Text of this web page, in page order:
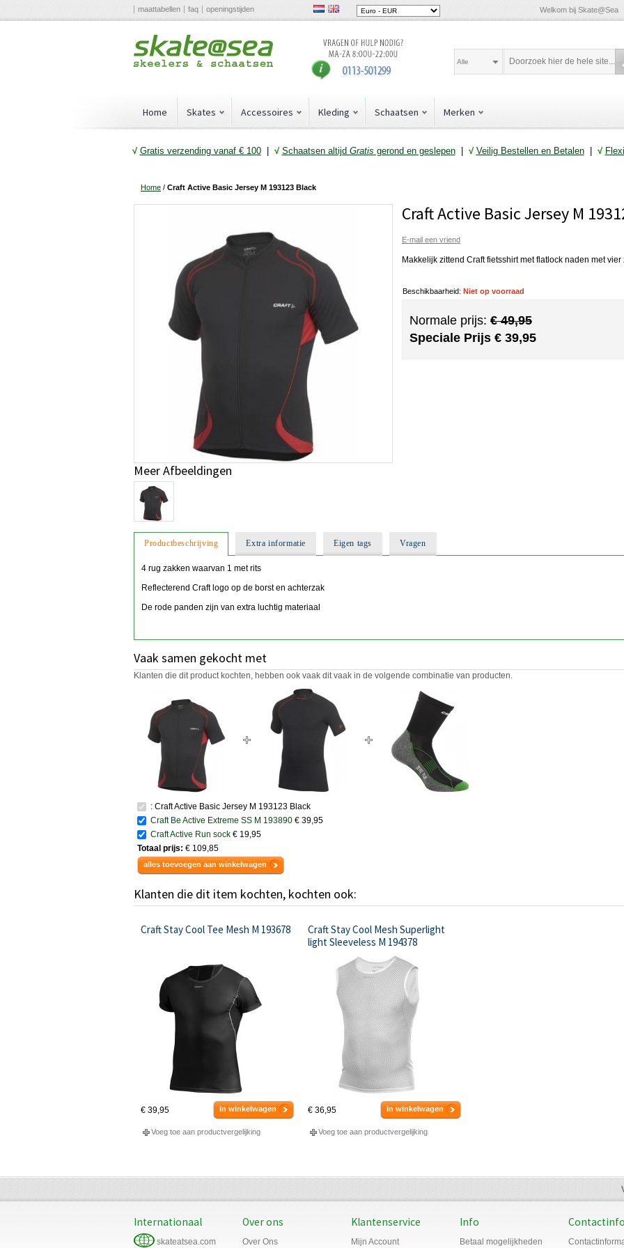
maattabellen faq openingstijden Welkom bij Skate@Sea
Alle
Home Skates Accessoires Kleding Schaatsen Merken
√ Gratis verzending vanaf € 100| √ Schaatsen altijd Gratis gerond en geslepen| √ Veilig Bestellen en Betalen| √
Home / Craft Active Basic Jersey M 193123 Black
Craft Active Basic Jersey M
E-mail een vriend
Makkelijk zittend Craft fietsshirt met flatlock naden met
Beschikbaarheid: Niet op voorraad
Normale prijs: € 49,95
Speciale Prijs € 39,95
Meer Afbeeldingen
Productbeschrijving Extra informatie Eigen tags Vragen
4 rug zakken waarvan 1 met rits
Reflecterend Craft logo op de borst en achterzak
De rode panden zijn van extra luchtig materiaal
Vaak samen gekocht met
Klanten die dit product kochten, hebben ook vaak dit vaak in de volgende combinatie van producten.
: Craft Active Basic Jersey M 193123 Black
Craft Be Active Extreme SS M 193890 € 39,95
Craft Active Run sock € 19,95
Totaal prijs: € 109,85
alles toevoegen aan winkelwagen
Klanten die dit item kochten, kochten ook:
Craft Stay Cool Tee Mesh M 193678
€ 39,95 in winkelwagen
Voeg toe aan productvergelijking
Craft Stay Cool Mesh Superlight
light Sleeveless M 194378
€ 36,95 in winkelwagen
Voeg toe aan productvergelijking
Internationaal
skateatsea.com
Over ons
Over Ons
Klantenservice
Mijn Account
Info
Betaal mogelijkheden